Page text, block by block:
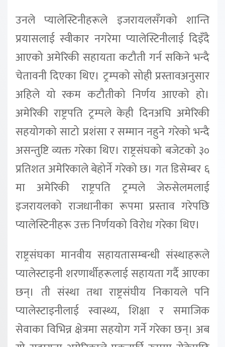
उनले प्यालेस्टिनीहरूले इजरायलसँगको शान्ति
प्रयासलाई स्वीकार नगरेमा प्यालेस्टिनीलाई दिइँदै
आएको अमेरिकी सहायता कटौती गर्न सकिने भन्दै
चेतावनी दिएका थिए। ट्रम्पको सोही प्रस्तावअनुसार
अहिले यो रकम कटौतीको निर्णय आएको हो।
अमेरिकी राष्ट्रपति ट्रम्पले केही दिनअघि अमेरिकी
सहयोगको साटो प्रशंसा र सम्मान नहुने गरेको भन्दै
असन्तुष्टि व्यक्त गरेका थिए। राष्ट्रसंघको बजेटको ३०
प्रतिशत अमेरिकाले बेहोर्ने गरेको छ। गत डिसेम्बर ६
मा अमेरिकी राष्ट्रपति ट्रम्पले जेरुसेलमलाई
इजरायलको राजधानीका रूपमा प्रस्ताव गरेपछि
प्यालेस्टिनीहरू उक्त निर्णयको विरोध गरेका थिए।
राष्ट्रसंघका मानवीय सहायतासम्बन्धी संस्थाहरूले
प्यालेस्टाइनी शरणार्थीहरूलाई सहायता गर्दै आएका
छन्। ती संस्था तथा राष्ट्रसंघीय निकायले पनि
प्यालेस्टाइनीलाई स्वास्थ्य, शिक्षा र समाजिक
सेवाका विभिन्न क्षेत्रमा सहयोग गर्ने गरेका छन्। अब